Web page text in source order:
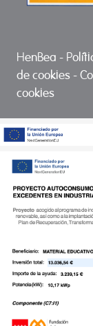
HenBea -
de cookies -
cookies